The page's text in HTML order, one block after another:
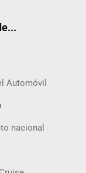
Automóvil
nacional